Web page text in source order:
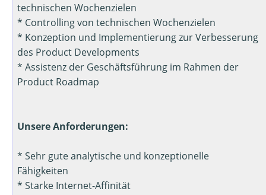
technischen Wochenzielen
* Controlling von technischen Wochenzielen
* Konzeption und Implementierung zur Verbesserung
des Product Developments
* Assistenz der Geschäftsführung im Rahmen der
Product Roadmap
Unsere Anforderungen:
* Sehr gute analytische und konzeptionelle
Fähigkeiten
* Starke Internet-Affinität